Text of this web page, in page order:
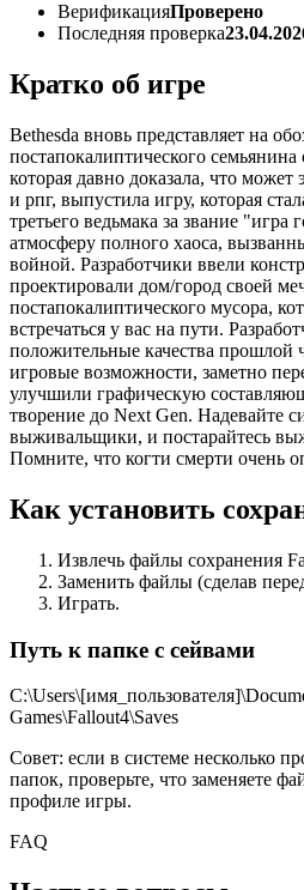
ВерификацияПроверено
Последняя проверка
Кратко об игре
Bethesda вновь представляет на
постапокалиптического
которая давно доказала, что
и рпг, выпустила игру, которая
третьего ведьмака за звание "игра
атмосферу полного хаоса,
войной. Разработчики ввели
проектировали дом/город своей
постапокалиптического мусора,
встречаться у вас на пути.
положительные качества прошлой
игровые возможности, заметно
улучшили графическую
творение до Next Gen. Надевайте
выживальщики, и постарайтесь
Помните, что когти смерти очень
Как установить
Извлечь файлы сохранения
Заменить файлы (сделав
Играть.
Путь к папке с сейвами
Games\Fallout4\Saves
Совет: если в системе несколько
папок, проверьте, что заменяете
профиле игры.
FAQ